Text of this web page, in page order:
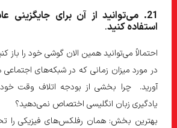
21. میتوانید از آن برای جایگزینی
استفاده کنید.
احتمالاً می‌توانید همین الان گوشی خود را باز
در مورد میزان زمانی که در شبکه‌های
یادگیری زبان انگلیسی اختصاص نمی‌دهید؟
بهترین بخش: همان رفلکس‌های فیزیکی را